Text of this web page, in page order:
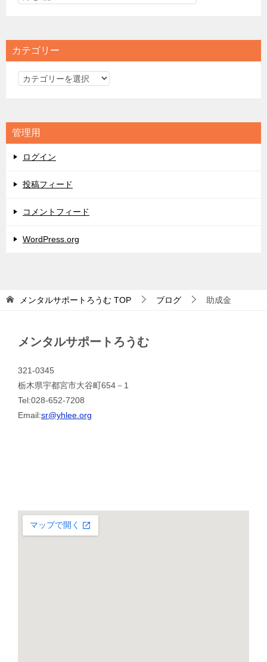
カテゴリー
カ
リ
ー
管理用
ログイン
投稿フィード
コメントフィード
WordPress.org
メンタルサポートろうむ TOP ブログ 助成金
メンタルサポートろうむ
321-0345
栃木県宇都宮市大谷町654－1
Tel:028-652-7208
Email:sr@yhlee.org